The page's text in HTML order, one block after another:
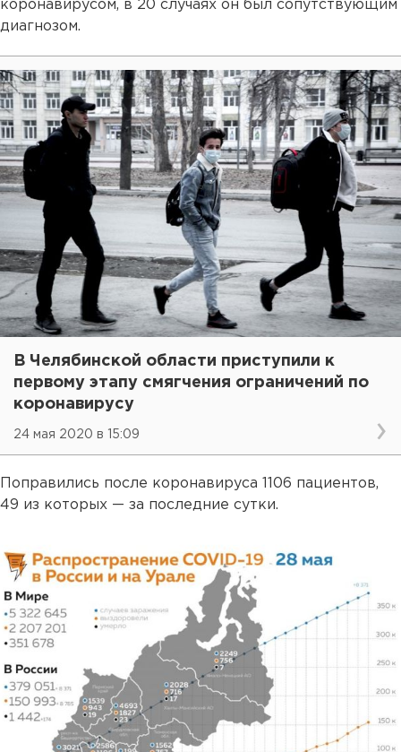
коронавирусом, в 20 случаях он был сопутствующим
диагнозом.
В Челябинской области приступили к
первому этапу смягчения ограничений по
коронавирусу
24 мая 2020 в 15:09
Поправились после коронавируса 1106 пациентов,
49 из которых — за последние сутки.